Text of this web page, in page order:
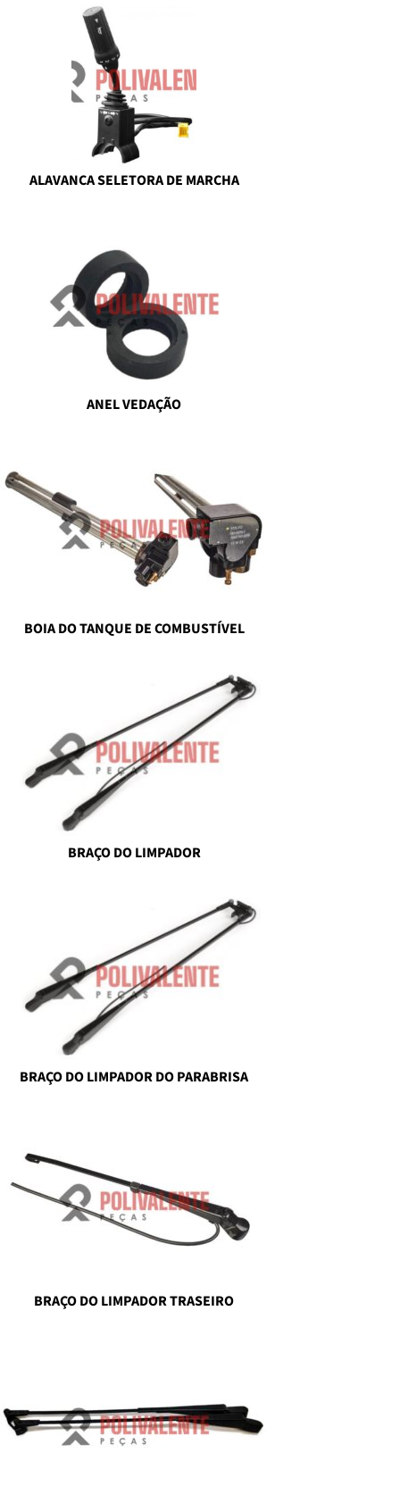
ALAVANCA SELETORA DE MARCHA
ANEL VEDAÇÃO
BOIA DO TANQUE DE COMBUSTÍVEL
BRAÇO DO LIMPADOR
BRAÇO DO LIMPADOR DO PARABRISA
BRAÇO DO LIMPADOR TRASEIRO